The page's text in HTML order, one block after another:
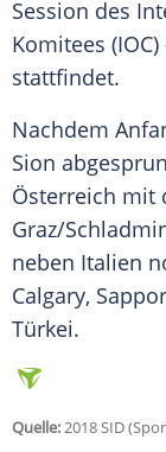
Session des
Komitees
stattfindet.
Nachdem
Sion
Österreich mit
Graz/
neben Italien
Calgary,
Türkei.
Quelle:2018 SID